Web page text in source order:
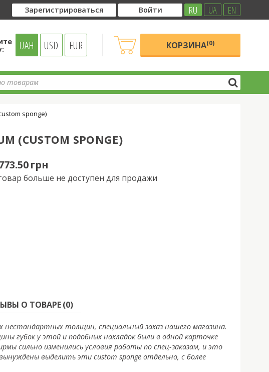
Зарегистрироваться Войти RU UA EN
UAH USD EUR КОРЗИНА(0)
sponge)
(CUSTOM SPONGE)
грн
больше не доступен для продажи
О ТОВАРЕ (0)
нестандартных толщин, специальный заказ нашего магазина.
губок у этой и подобных накладок были в одной карточке
сильно изменились условия работы по спец-заказам, и это
выделить эти custom sponge отдельно, с более